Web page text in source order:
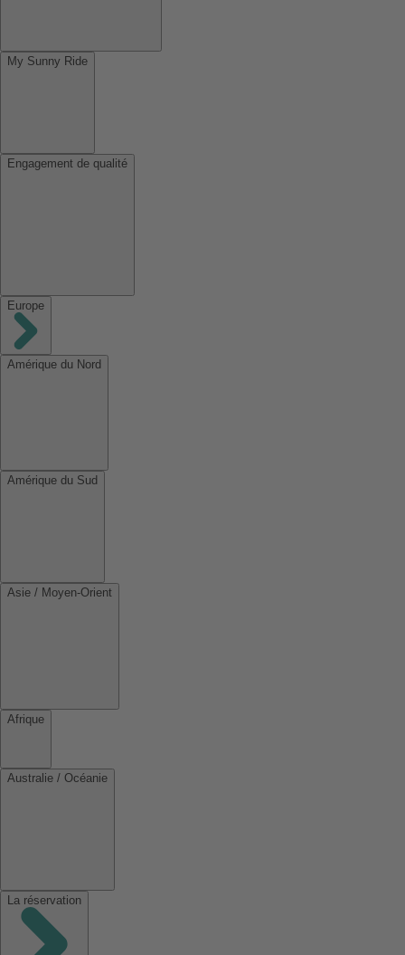
My Sunny Ride
Engagement de qualité
Europe
Amérique du Nord
Amérique du Sud
Asie / Moyen-Orient
Afrique
Australie / Océanie
La réservation